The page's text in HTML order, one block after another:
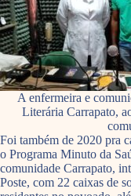
A enfermeira e
Literária Carrapato,
Foi também de 2020 pra
o Programa Minuto da
comunidade Carrapato,
Poste, com 22 caixas de